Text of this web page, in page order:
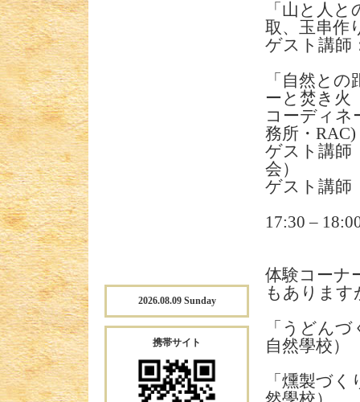
「山と人
取、玉串
ゲスト講師
「自然と
ーと焚き
コーディ
務所・RAC)
ゲスト講
会）
ゲスト講
17:30 –
体験コーナ
もあります
「うどん
自然學校）
「燻製づ
2026.08.09 Sunday
携帯サイト